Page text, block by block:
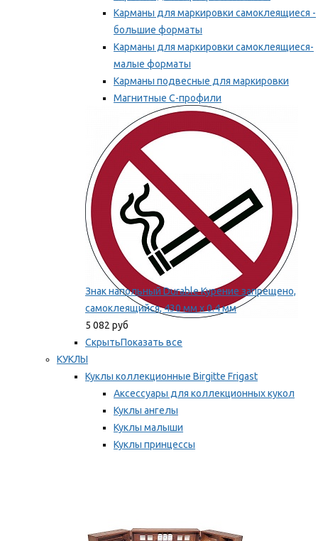
Карманы для маркировки самоклеящиеся -
большие форматы
Карманы для маркировки самоклеящиеся-
малые форматы
Карманы подвесные для маркировки
Магнитные С-профили
Напольная маркировка
Мы рекомендуем
Знак напольный Durable Курение запрещено,
самоклеящийся, 430 мм х 0.4 мм
5 082 руб
СкрытьПоказать все
КУКЛЫ
Куклы коллекционные Birgitte Frigast
Аксессуары для коллекционных кукол
Куклы ангелы
Куклы малыши
Куклы принцессы